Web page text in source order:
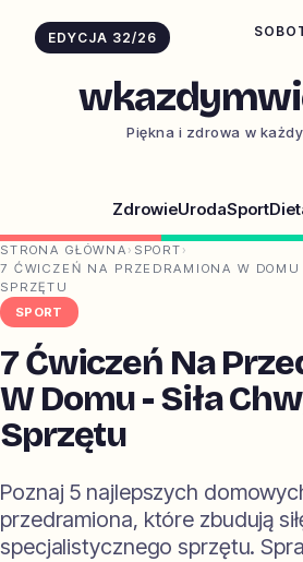
EDYCJA 32/26
Piękna i zdrowa w
ZdrowieUrodaSport
STRONA GŁÓWNA › SPORT ›
7 ĆWICZEŃ NA PRZEDRAMIONA W
SPRZĘTU
SPORT
7 Ćwiczeń Na
W Domu - Siła
Sprzętu
Poznaj 5 najlepszych
przedramiona, które zbudują
specjalistycznego sprzętu.